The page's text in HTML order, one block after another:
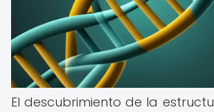
El descubrimiento de la